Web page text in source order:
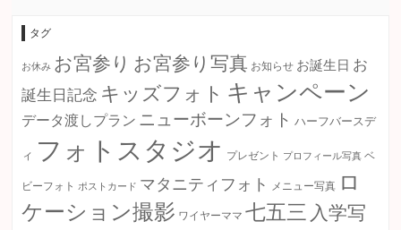
タグ
お休み お宮参り お宮参り写真 お知らせ お誕生日 お
誕生日記念 キッズフォト キャンペーン
データ渡しプラン ニューボーンフォト ハーフバースデ
ィ フォトスタジオ プレゼント プロフィール写真 ベ
ビーフォト ポストカード マタニティフォト メニュー写真 ロ
ケーション撮影 ワイヤーママ 七五三 入学写